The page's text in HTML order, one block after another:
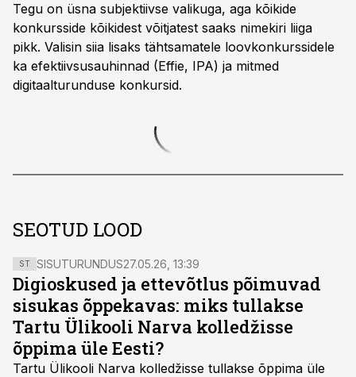
Tegu on üsna subjektiivse valikuga, aga kõikide
konkursside kõikidest võitjatest saaks nimekiri liiga
pikk. Valisin siia lisaks tähtsamatele loovkonkurssidele
ka efektiivsusauhinnad (Effie, IPA) ja mitmed
digitaalturunduse konkursid.
SEOTUD LOOD
ST SISUTURUNDUS27.05.26, 13:39
Digioskused ja ettevõtlus põimuvad
sisukas õppekavas: miks tullakse
Tartu Ülikooli Narva kolledžisse
õppima üle Eesti?
Tartu Ülikooli Narva kolledžisse tullakse õppima üle